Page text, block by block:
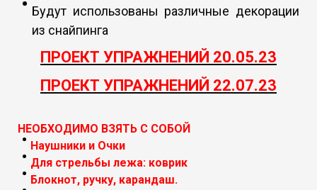
Будут использованы различные декорации
из снайпинга
ПРОЕКТ УПРАЖНЕНИЙ 20.05.23
ПРОЕКТ УПРАЖНЕНИЙ 22.07.23
НЕОБХОДИМО ВЗЯТЬ С СОБОЙ
Наушники и Очки
Для стрельбы лежа: коврик
Блокнот, ручку, карандаш.